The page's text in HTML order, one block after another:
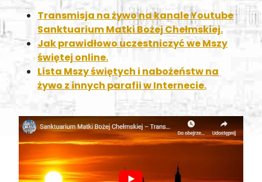
Transmisja na żywo na kanale Youtube
Sanktuarium Matki Bożej Chełmskiej.
Jak prawidłowo uczestniczyć we Mszy
świętej online.
Lista Mszy świętych i nabożeństw na
żywo z innych parafii w Internecie.